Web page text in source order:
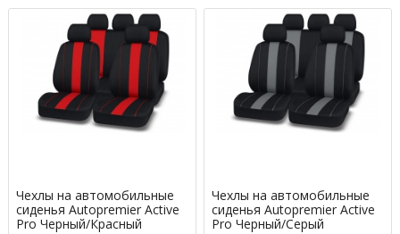
Чехлы на автомобильные
сиденья Autopremier Active
Pro Черный/Красный
Чехлы на автомобильные
сиденья Autopremier Active
Pro Черный/Серый